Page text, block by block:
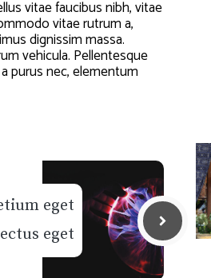
vitae faucibus nibh, vitae
vitae rutrum a,
dignissim massa.
vehicula. Pellentesque
purus nec, elementum
eget
eget